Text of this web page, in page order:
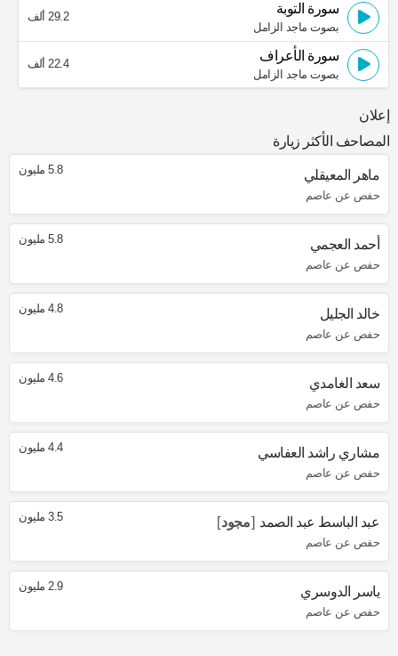
سورة التوبة
بصوت ماجد الزامل
29.2 ألف
سورة الأعراف
بصوت ماجد الزامل
22.4 ألف
إعلان
المصاحف الأكثر زيارة
ماهر المعيقلي
حفص عن عاصم
5.8 مليون
أحمد العجمي
حفص عن عاصم
5.8 مليون
خالد الجليل
حفص عن عاصم
4.8 مليون
سعد الغامدي
حفص عن عاصم
4.6 مليون
مشاري راشد العفاسي
حفص عن عاصم
4.4 مليون
عبد الباسط عبد الصمد مجود
حفص عن عاصم
3.5 مليون
ياسر الدوسري
حفص عن عاصم
2.9 مليون